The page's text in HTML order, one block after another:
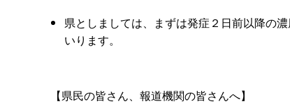
県としましては、まずは発症２日前以降の
いります。
【県民の皆さん、報道機関の皆さんへ】